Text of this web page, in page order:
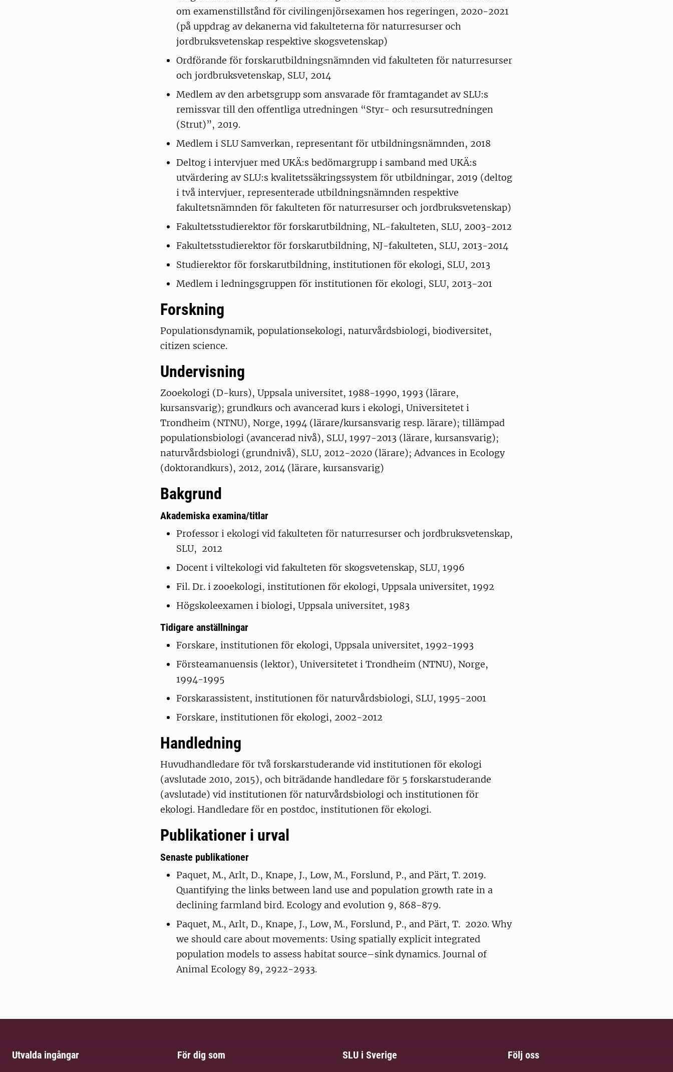
om examenstillstånd för civilingenjörsexamen hos regeringen, 2020-2021
(på uppdrag av dekanerna vid fakulteterna för naturresurser och
jordbruksvetenskap respektive skogsvetenskap)
Ordförande för forskarutbildningsnämnden vid fakulteten för naturresurser
och jordbruksvetenskap, SLU, 2014
Medlem av den arbetsgrupp som ansvarade för framtagandet av SLU:s
remissvar till den offentliga utredningen “Styr- och resursutredningen
(Strut)”, 2019.
Medlem i SLU Samverkan, representant för utbildningsnämnden, 2018
Deltog i intervjuer med UKÄ:s bedömargrupp i samband med UKÄ:s
utvärdering av SLU:s kvalitetssäkringssystem för utbildningar, 2019 (deltog
i två intervjuer, representerade utbildningsnämnden respektive
fakultetsnämnden för fakulteten för naturresurser och jordbruksvetenskap)
Fakultetsstudierektor för forskarutbildning, NL-fakulteten, SLU, 2003-2012
Fakultetsstudierektor för forskarutbildning, NJ-fakulteten, SLU, 2013-2014
Studierektor för forskarutbildning, institutionen för ekologi, SLU, 2013
Medlem i ledningsgruppen för institutionen för ekologi, SLU, 2013-201
Forskning
Populationsdynamik, populationsekologi, naturvårdsbiologi, biodiversitet,
citizen science.
Undervisning
Zooekologi (D-kurs), Uppsala universitet, 1988-1990, 1993 (lärare,
kursansvarig); grundkurs och avancerad kurs i ekologi, Universitetet i
Trondheim (NTNU), Norge, 1994 (lärare/kursansvarig resp. lärare); tillämpad
populationsbiologi (avancerad nivå), SLU, 1997-2013 (lärare, kursansvarig);
naturvårdsbiologi (grundnivå), SLU, 2012-2020 (lärare); Advances in Ecology
(doktorandkurs), 2012, 2014 (lärare, kursansvarig)
Bakgrund
Akademiska examina/titlar
Professor i ekologi vid fakulteten för naturresurser och jordbruksvetenskap,
SLU, 2012
Docent i viltekologi vid fakulteten för skogsvetenskap, SLU, 1996
Fil. Dr. i zooekologi, institutionen för ekologi, Uppsala universitet, 1992
Högskoleexamen i biologi, Uppsala universitet, 1983
Tidigare anställningar
Forskare, institutionen för ekologi, Uppsala universitet, 1992-1993
Försteamanuensis (lektor), Universitetet i Trondheim (NTNU), Norge,
1994-1995
Forskarassistent, institutionen för naturvårdsbiologi, SLU, 1995-2001
Forskare, institutionen för ekologi, 2002-2012
Handledning
Huvudhandledare för två forskarstuderande vid institutionen för ekologi
(avslutade 2010, 2015), och biträdande handledare för 5 forskarstuderande
(avslutade) vid institutionen för naturvårdsbiologi och institutionen för
ekologi. Handledare för en postdoc, institutionen för ekologi.
Publikationer i urval
Senaste publikationer
Paquet, M., Arlt, D., Knape, J., Low, M., Forslund, P., and Pärt, T. 2019.
Quantifying the links between land use and population growth rate in a
declining farmland bird. Ecology and evolution 9, 868-879.
Paquet, M., Arlt, D., Knape, J., Low, M., Forslund, P., and Pärt, T. 2020. Why
we should care about movements: Using spatially explicit integrated
population models to assess habitat source–sink dynamics. Journal of
Animal Ecology 89, 2922-2933.
Utvalda ingångar För dig som SLU i Sverige Följ oss